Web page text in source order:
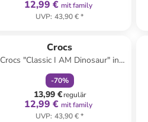
12,99 € mit family
UVP: 43,90 €*
Crocs
Crocs "Classic I AM Dinosaur" in
Grün
-70%
13,99 €regulär
12,99 € mit family
UVP: 43,90 €*